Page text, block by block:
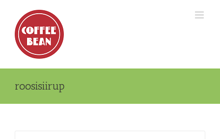
content
roosisiirup